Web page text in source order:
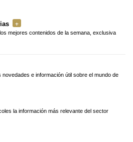
mejores contenidos de la semana, exclusiva
novedades e información útil sobre el mundo de
la información más relevante del sector